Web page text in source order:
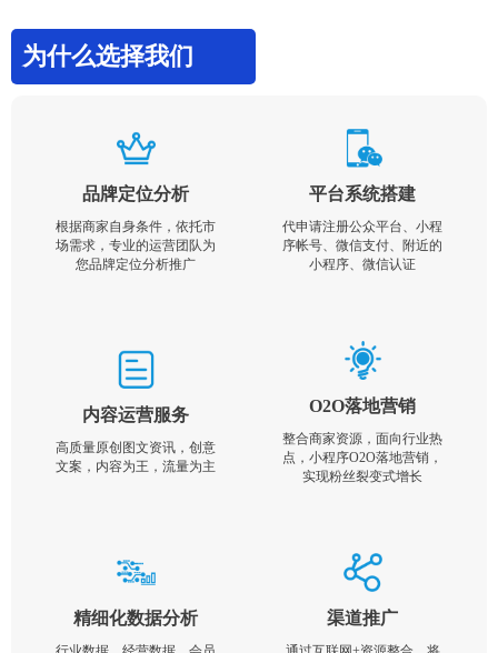
为什么选择我们
品牌定位分析
根据商家自身条件，依托市
场需求，专业的运营团队为
您品牌定位分析推广
平台系统搭建
代申请注册公众平台、小程
序帐号、微信支付、附近的
小程序、微信认证
内容运营服务
高质量原创图文资讯，创意
文案，内容为王，流量为主
O2O落地营销
整合商家资源，面向行业热
点，小程序O2O落地营销，
实现粉丝裂变式增长
精细化数据分析 渠道推广